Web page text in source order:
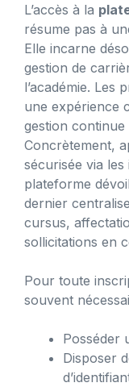
L’accès à la
résume pas à
Elle incarne
gestion de
l’académie. Les
une expérience
gestion
Concrètement,
sécurisée via les
plateforme
dernier
cursus,
sollicitations en
Pour toute
souvent
Posséder
Disposer